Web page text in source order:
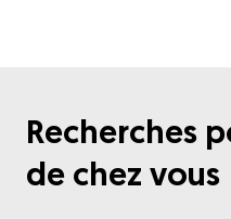
Recherches
de chez vous